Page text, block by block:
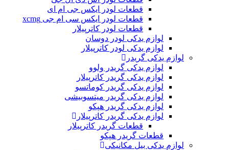
قطعات لودر ایکس جی ام ای
قطعات لودر ایکس سی ام جی xcmg
قطعات لودر کاترپیلار
لوازم یدکی لودر دوسان
لوازم یدکی لودر کاترپیلار
لوازم یدکی گریدر
لوازم یدکی گریدر ولوو
لوازم یدکی گریدر کاترپیلار
لوازم یدکی گریدر کوماتسو
لوازم یدکی گریدر میتسوبیشی
لوازم یدکی گریدر هپکو
لوازم یدکی گریدر کاترپیلار
قطعات گریدر کاترپیلار
قطعات گریدر هپکو
لوازم یدکی بیل مکانیکی